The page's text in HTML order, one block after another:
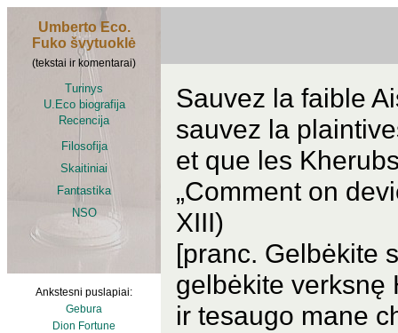
Umberto Eco.
Fuko švytuoklė
(tekstai ir komentarai)
Turinys
U.Eco biografija
Recencija
Filosofija
Skaitiniai
Fantastika
NSO
Ankstesni puslapiai:
Gebura
Dion Fortune
Sauvez la faible
sauvez la
et que les
„Comment on
XIII)
[pranc. Gelbėkite
gelbėkite verksnę
ir tesaugo mane